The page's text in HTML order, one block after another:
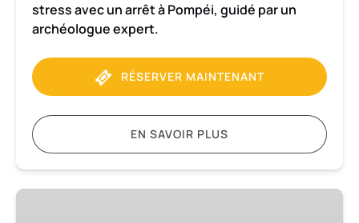
stress avec un arrêt à Pompéi, guidé par un
archéologue expert.
RÉSERVER MAINTENANT
EN SAVOIR PLUS
Transfert